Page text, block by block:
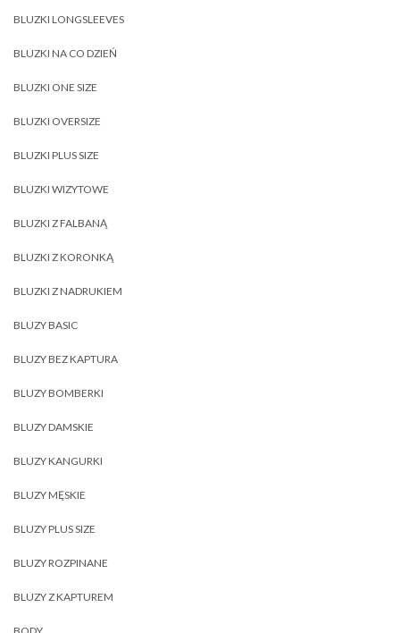
BLUZKI LONGSLEEVES
BLUZKI NA CO DZIEŃ
BLUZKI ONE SIZE
BLUZKI OVERSIZE
BLUZKI PLUS SIZE
BLUZKI WIZYTOWE
BLUZKI Z FALBANĄ
BLUZKI Z KORONKĄ
BLUZKI Z NADRUKIEM
BLUZY BASIC
BLUZY BEZ KAPTURA
BLUZY BOMBERKI
BLUZY DAMSKIE
BLUZY KANGURKI
BLUZY MĘSKIE
BLUZY PLUS SIZE
BLUZY ROZPINANE
BLUZY Z KAPTUREM